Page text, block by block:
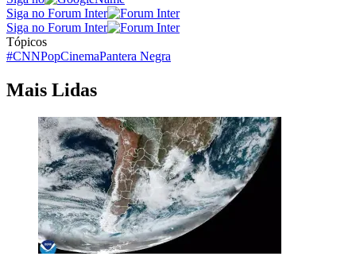
Siga no Forum Inter
Siga no Forum Inter
Tópicos
#CNNPopCinemaPantera Negra
Mais Lidas